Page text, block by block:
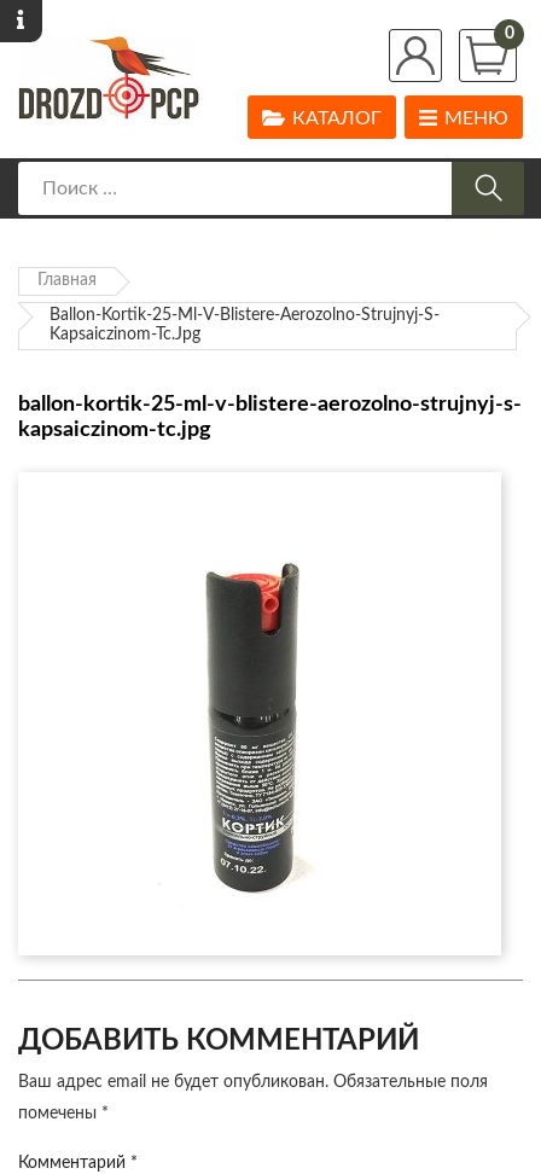
0
МЕНЮ
КАТАЛОГ
Главная
Ballon-Kortik-25-Ml-V-Blistere-Aerozolno-Strujnyj-S-
Kapsaiczinom-Tc.jpg
ballon-kortik-25-ml-v-blistere-aerozolno-strujnyj-s-
kapsaiczinom-tc.jpg
ДОБАВИТЬ КОММЕНТАРИЙ
Ваш адрес email не будет опубликован. Обязательные поля
помечены *
Комментарий *